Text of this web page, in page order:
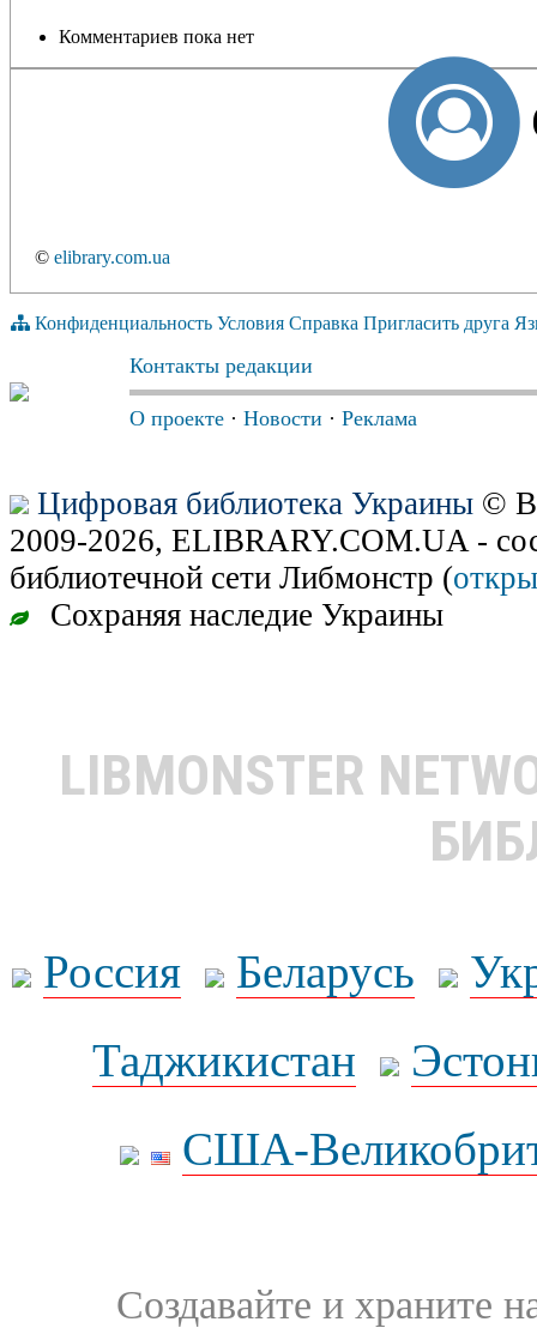
Комментариев пока нет
© elibrary.com.ua
Конфиденциальность Условия Справка Пригласить друга
Контакты редакции
О проекте · Новости · Реклама
Цифровая библиотека Украины ©
2009-2026, ELIBRARY.COM.UA -
библиотечной сети Либмонстр (
Сохраняя наследие Украины
LIBMONSTER
Россия Беларусь
Таджикистан
США-
Создавайте и храните